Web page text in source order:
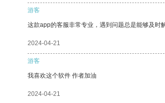
游客
这款app的客服非常专业，遇到问题总是能够及时
2024-04-21
游客
我喜欢这个软件 作者加油
2024-04-21